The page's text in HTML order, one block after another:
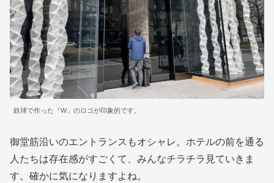
鉄球で作った『W」のロゴが印象的です。
御堂筋沿いのエントランスもオシャレ。ホテルの前を通る
人たちは存在感がすごくて、みんなチラチラ見ていきま
す。確かに気になりますよね。